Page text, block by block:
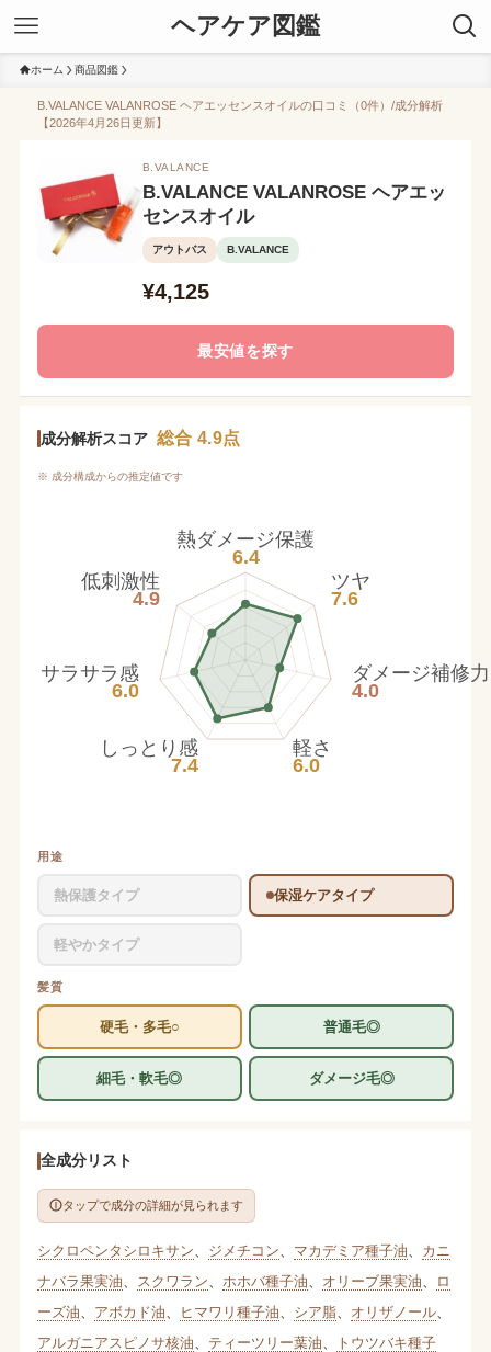
ヘアケア図鑑
ホーム 商品図鑑
B.VALANCE VALANROSE ヘアエッセンスオイルの口コミ（0件）/成分解析
【2026年4月26日更新】
B.VALANCE
B.VALANCE VALANROSE ヘアエッ
センスオイル
アウトバス B.VALANCE
¥4,125
最安値を探す
成分解析スコア 総合 4.9点
※ 成分構成からの推定値です
熱ダメージ保護
6.4
ツヤ
7.6
ダメージ補修力
4.0
軽さ
6.0
しっとり感
7.4
サラサラ感
6.0
低刺激性
4.9
用途
熱保護タイプ 保湿ケアタイプ
軽やかタイプ
髪質
硬毛・多毛○ 普通毛◎
細毛・軟毛◎ ダメージ毛◎
全成分リスト
タップで成分の詳細が見られます
シクロペンタシロキサン ジメチコン マカデミア種子油
カニ
ナバラ果実油
スクワラン ホホバ種子油 オリーブ果実油
ロ
ーズ油
アボカド油 ヒマワリ種子油 シア脂、 オリザノール、
アルガニアスピノサ核油
ティーツリー葉油
トウツバキ種子